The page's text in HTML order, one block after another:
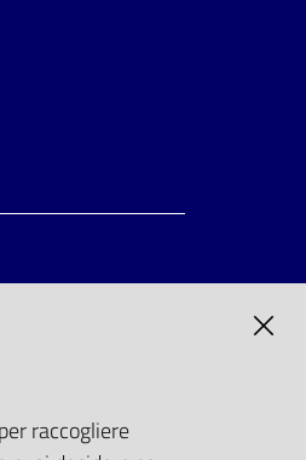
raccogliere